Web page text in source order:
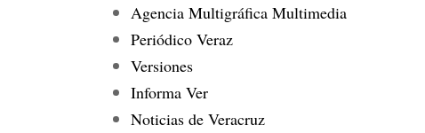
Agencia Multigráfica Multimedia
Periódico Veraz
Versiones
Informa Ver
Noticias de Veracruz